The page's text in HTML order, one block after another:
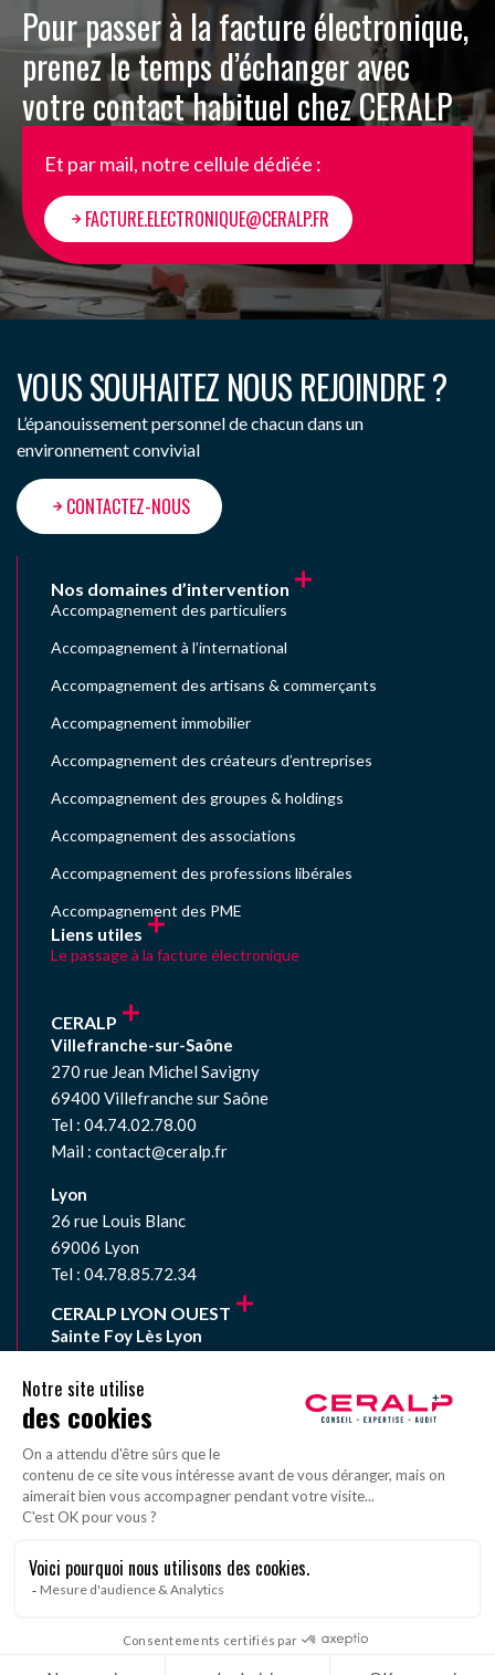
Pour passer à la facture électronique,
prenez le temps d’échanger avec
votre contact habituel chez CERALP
Et par mail, notre cellule dédiée :
FACTURE.ELECTRONIQUE@CERALP.FR
VOUS SOUHAITEZ NOUS REJOINDRE ?
L’épanouissement personnel de chacun dans un
environnement convivial
CONTACTEZ-NOUS
Nos domaines d’intervention
Accompagnement des particuliers
Accompagnement à l’international
Accompagnement des artisans & commerçants
Accompagnement immobilier
Accompagnement des créateurs d’entreprises
Accompagnement des groupes & holdings
Accompagnement des associations
Accompagnement des professions libérales
Accompagnement des PME
Liens utiles
Le passage à la facture électronique
CERALP
Villefranche-sur-Saône
270 rue Jean Michel Savigny
69400 Villefranche sur Saône
Tel : 04.74.02.78.00
Mail : contact@ceralp.fr
Lyon
26 rue Louis Blanc
69006 Lyon
Tel : 04.78.85.72.34
CERALP LYON OUEST
Sainte Foy Lès Lyon
69110 Sainte Foy Lès Lyon
Tel : 04.78.59.01.67
Mentions légales Politique de confidentialité